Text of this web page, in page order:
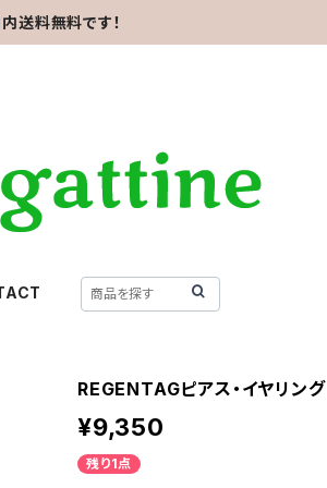
送料無料です！
REGENTAGピアス・イヤリング
¥9,350
残り1点